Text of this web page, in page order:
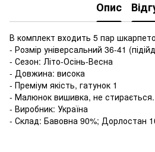
Опис
В комплект входить 5 пар
- Розмір універсальний 36-41
- Сезон: Літо-Осінь-Весна
- Довжина: висока
- Преміум якість, гатунок 1
- Малюнок вишивка, не стирається.
- Виробник: Україна
- Склад: Бавовна 90%; Дорлостан